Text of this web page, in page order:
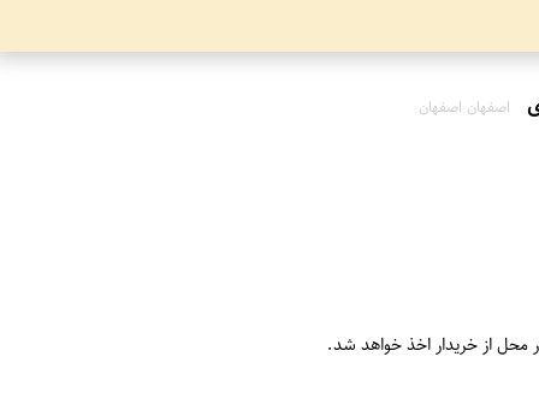
اصفهان اصفهان
محل از خریدار اخذ خواهد شد.